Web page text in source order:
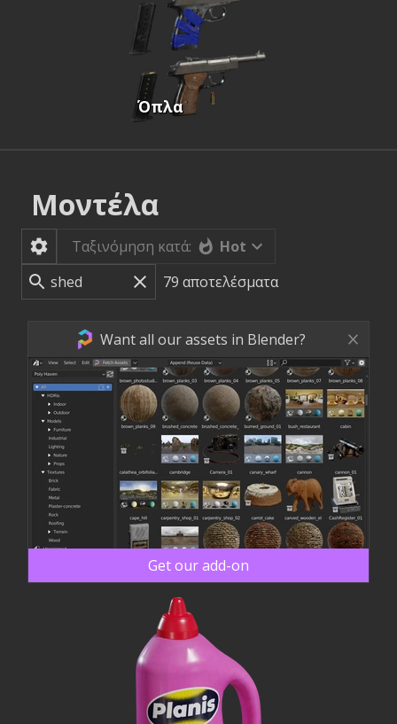
Όπλα
Μοντέλα
Ταξινόμηση κατά:
Hot
79 αποτελέσματα
Want all our assets in Blender?
Get our add-on